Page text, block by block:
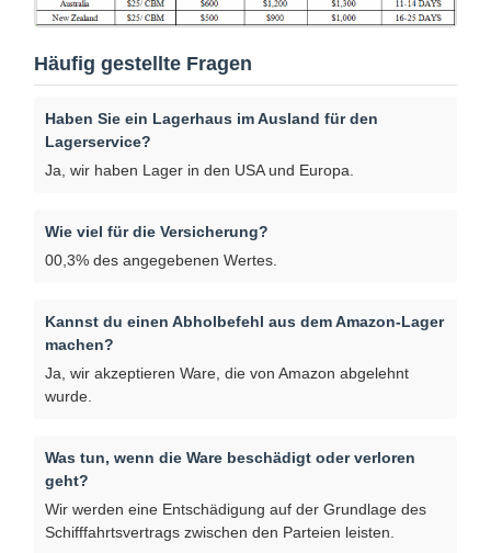
Häufig gestellte Fragen
Haben Sie ein Lagerhaus im Ausland für den
Lagerservice?
Ja, wir haben Lager in den USA und Europa.
Wie viel für die Versicherung?
00,3% des angegebenen Wertes.
Kannst du einen Abholbefehl aus dem Amazon-Lager
machen?
Ja, wir akzeptieren Ware, die von Amazon abgelehnt
wurde.
Was tun, wenn die Ware beschädigt oder verloren
geht?
Wir werden eine Entschädigung auf der Grundlage des
Schifffahrtsvertrags zwischen den Parteien leisten.